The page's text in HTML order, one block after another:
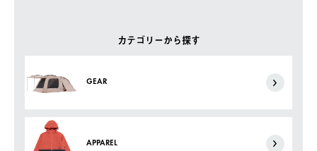
カテゴリーから探す
GEAR
APPAREL